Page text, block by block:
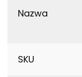
Nazwa
SKU